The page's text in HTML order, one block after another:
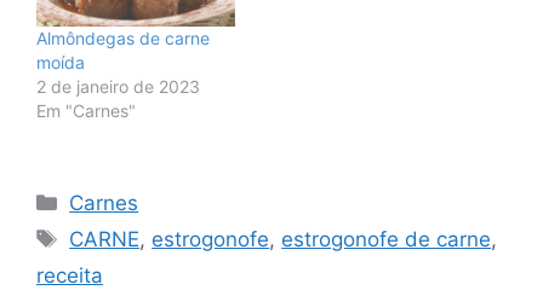
Almôndegas de carne
moída
2 de janeiro de 2023
Em "Carnes"
Categorias
Carnes
Tags
CARNE, estrogonofe, estrogonofe de carne,
receita